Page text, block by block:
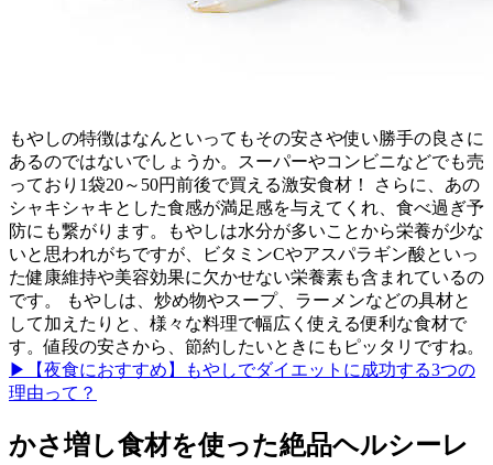
もやしの特徴はなんといってもその安さや使い勝手の良さに
あるのではないでしょうか。スーパーやコンビニなどでも売
っており1袋20～50円前後で買える激安食材！ さらに、あの
シャキシャキとした食感が満足感を与えてくれ、食べ過ぎ予
防にも繋がります。もやしは水分が多いことから栄養が少な
いと思われがちですが、ビタミンCやアスパラギン酸といっ
た健康維持や美容効果に欠かせない栄養素も含まれているの
です。 もやしは、炒め物やスープ、ラーメンなどの具材と
して加えたりと、様々な料理で幅広く使える便利な食材で
す。値段の安さから、節約したいときにもピッタリですね。
▶【夜食におすすめ】もやしでダイエットに成功する3つの
理由って？
かさ増し食材を使った絶品ヘルシーレ